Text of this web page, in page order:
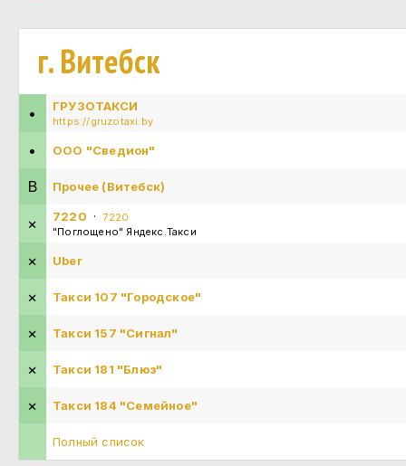
г. Витебск
• ГРУЗОТАКСИ
https://gruzotaxi.by
• ООО "Сведион"
В Прочее (Витебск)
× 7220 ·7220
"Поглощено" Яндекс.Такси
× Uber
× Такси 107 "Городское"
× Такси 157 "Сигнал"
× Такси 181 "Блюз"
× Такси 184 "Семейное"
Полный список